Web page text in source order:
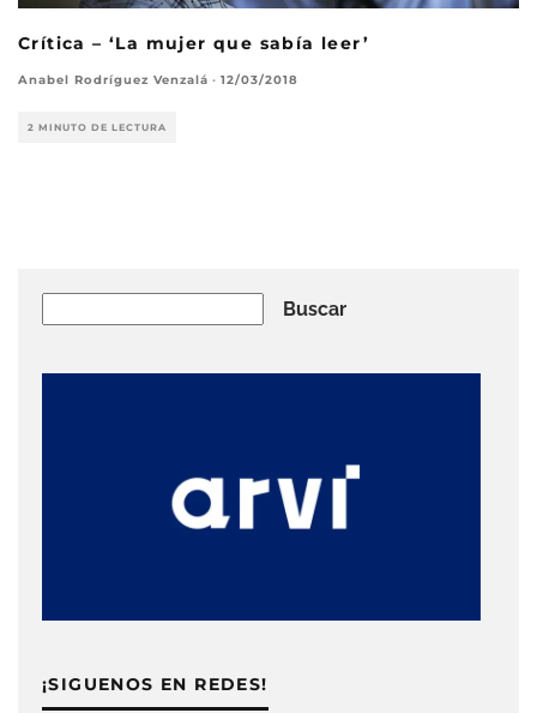
Crítica – ‘La mujer que sabía leer’
Anabel Rodríguez Venzalá · 12/03/2018
2 MINUTO DE LECTURA
Buscar
¡SIGUENOS EN REDES!